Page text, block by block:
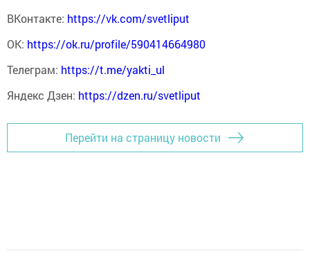
ВКонтакте: https://vk.com/svetliput
ОК: https://ok.ru/profile/590414664980
Телеграм: https://t.me/yakti_ul
Яндекс Дзен: https://dzen.ru/svetliput
Перейти на страницу новости